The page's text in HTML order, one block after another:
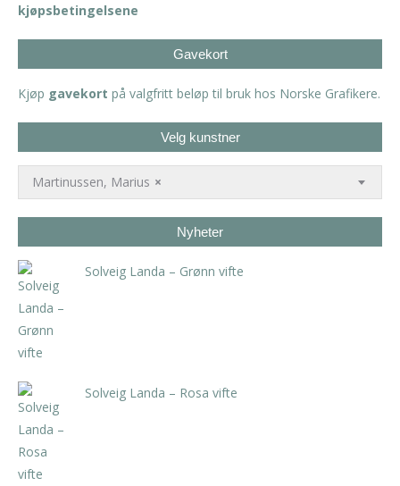
kjøpsbetingelsene
Gavekort
Kjøp gavekort på valgfritt beløp til bruk hos Norske Grafikere.
Velg kunstner
×
Martinussen, Marius
Nyheter
Solveig Landa – Grønn vifte
Solveig Landa – Rosa vifte